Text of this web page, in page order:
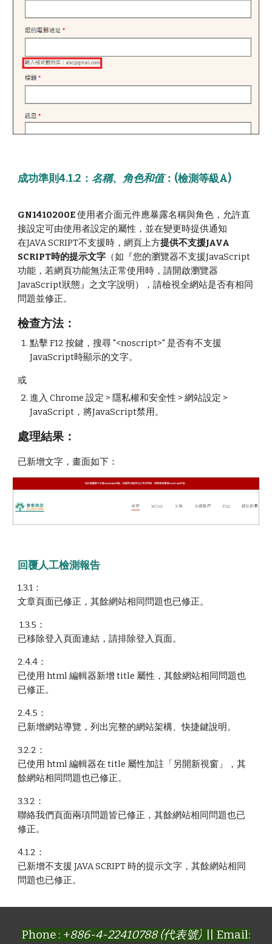
成功準則4.1.2 ：名稱、角色和值：(檢測等級A)
GN1410200E使用者介面元件應暴露名稱與角色，允許直
接設定可由使用者設定的屬性，並在變更時提供通知
在JAVA SCRIPT不支援時，網頁上方提供不支援JAVA
SCRIPT時的提示文字 （如『您的瀏覽器不支援JavaScript
功能，若網頁功能無法正常使用時，請開啟瀏覽器
JavaScript狀態』之文字說明），請檢視全網站是否有相同
問題並修正。
檢查方法：
點擊 F12 按鍵，搜尋 "<noscript>" 是否有不支援
JavaScript時顯示的文字。
或
進入 Chrome 設定 > 隱私權和安全性 > 網站設定 >
JavaScript，將JavaScript禁用。
處理結果：
已新增文字，畫面如下：
回覆人工檢測報告
1.3.1：
文章頁面已修正，其餘網站相同問題也已修正。
1.3.5：
已移除登入頁面連結，請排除登入頁面。
2.4.4：
已使用 html 編輯器新增 title 屬性 ，其餘網站相同問題也
已修正。
2.4.5：
已新增網站導覽，列出完整的網站架構、快捷鍵說明。
3.2.2：
已使用 html 編輯器在 title 屬性加註「另開新視窗」，其
餘網站相同問題也已修正。
3.3.2：
聯絡我們頁面兩項問題皆已修正，其餘網站相同問題也已
修正。
4.1.2：
已新增不支援 JAVA SCRIPT 時的提示文字，其餘網站相同
問題也已修正。
Phone : +886-4-22410788 (代表號)|| Email: